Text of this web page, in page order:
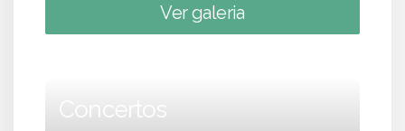
Ver galeria
Concertos